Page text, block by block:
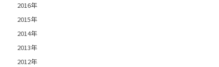
2016年
2015年
2014年
2013年
2012年